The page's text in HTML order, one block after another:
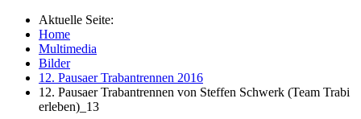
Aktuelle Seite:
Home
Multimedia
Bilder
12. Pausaer Trabantrennen 2016
12. Pausaer Trabantrennen von Steffen Schwerk (Team Trabi
erleben)_13